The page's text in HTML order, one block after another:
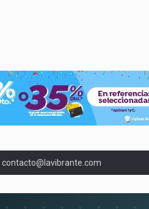
contacto@lavibrante.com